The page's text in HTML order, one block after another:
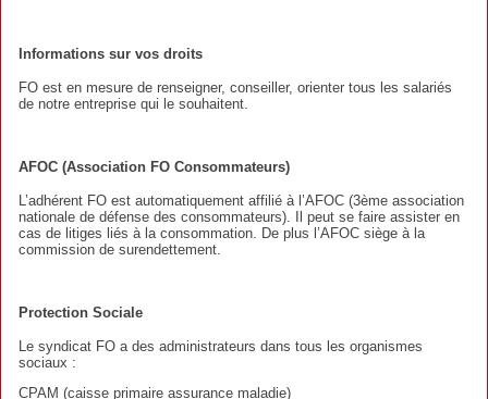
Informations sur vos droits
FO est en mesure de renseigner, conseiller, orienter tous les salariés
de notre entreprise qui le souhaitent.
AFOC (Association FO Consommateurs)
L’adhérent FO est automatiquement affilié à l’AFOC (3ème association
nationale de défense des consommateurs). Il peut se faire assister en
cas de litiges liés à la consommation. De plus l’AFOC siège à la
commission de surendettement.
Protection Sociale
Le syndicat FO a des administrateurs dans tous les organismes
sociaux :
CPAM (caisse primaire assurance maladie)